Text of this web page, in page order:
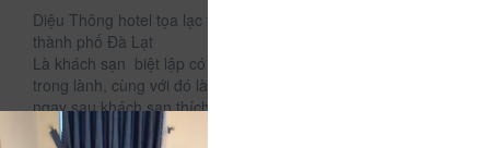
Diệu Thông hotel tọa lạc tại 18/4 Lê Văn Tám, phường 10,
thành phố Đà Lạt
Là khách sạn biệt lập có không gian thoáng đãng, không khí
trong lành, cùng với đó là một view cực đẹp của khu vườn
ngay sau khách sạn thích hợp cho một số hoạt động ngoài
trời.